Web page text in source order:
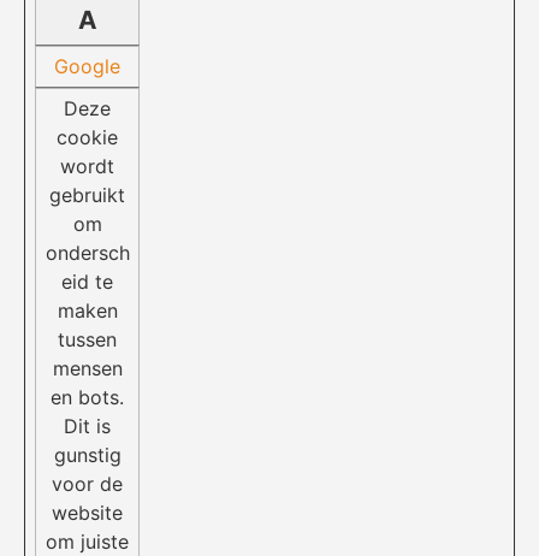
A
Google
Deze
cookie
wordt
gebruikt
om
ondersch
eid te
maken
tussen
mensen
en bots.
Dit is
gunstig
voor de
website
om juiste